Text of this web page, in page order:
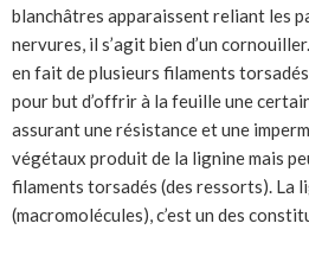
blanchâtres apparaissent reliant les
nervures, il s’agit bien d’un
en fait de plusieurs filaments
pour but d’offrir à la feuille une
assurant une résistance et une
végétaux produit de la lignine mais
filaments torsadés (des ressorts). La
(macromolécules), c’est un des